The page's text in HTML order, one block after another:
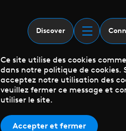
Discover
Ce site utilise des cookies
dans notre politique de cookies.
acceptez notre utilisation des
veuillez fermer ce message et
utiliser le site.
Accepter et fermer